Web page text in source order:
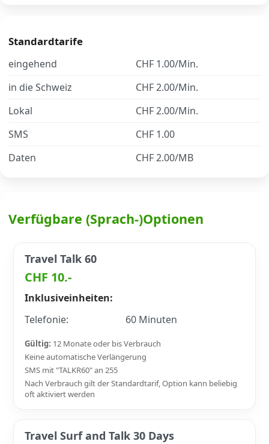
Über uns
Datenschutz
Standardtarife
eingehend
CHF 1.00/Min.
in die Schweiz
CHF 2.00/Min.
Lokal
CHF 2.00/Min.
SMS
CHF 1.00
Daten
CHF 2.00/MB
Verfügbare (Sprach-)Optionen
Travel Talk 60
CHF 10.-
Inklusiveinheiten:
Telefonie:
60 Minuten
Gültig: 12 Monate oder bis Verbrauch
Keine automatische Verlängerung
SMS mit "TALKR60" an 255
Nach Verbrauch gilt der Standardtarif, Option kann beliebig
oft aktiviert werden
Travel Surf and Talk 30 Days